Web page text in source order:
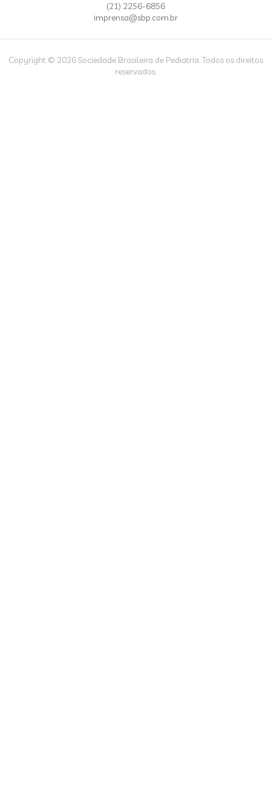
(21) 2256-6856
imprensa@sbp.com.br
Copyright © 2026 Sociedade Brasileira de Pediatria. Todos os direitos
reservados.